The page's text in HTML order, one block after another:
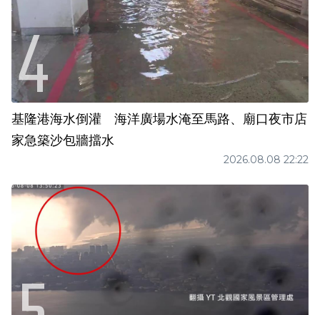
基隆港海水倒灌 海洋廣場水淹至馬路、廟口夜市店
家急築沙包牆擋水
2026.08.08 22:22